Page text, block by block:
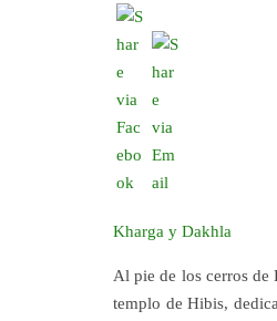
Kharga y Dakhla
Al pie de los cerros de
templo de Hibis,